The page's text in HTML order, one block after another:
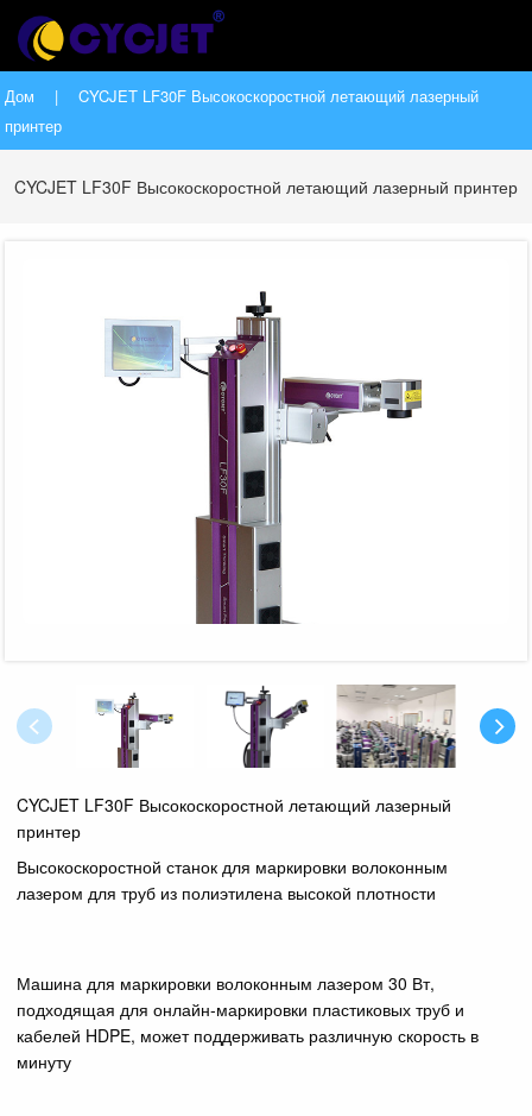
Дом |
CYCJET LF30F Высокоскоростной летающий лазерный
принтер
CYCJET LF30F Высокоскоростной летающий лазерный принтер
CYCJET LF30F Высокоскоростной летающий лазерный
принтер
Высокоскоростной станок для маркировки волоконным
лазером для труб из полиэтилена высокой плотности
Машина для маркировки волоконным лазером 30 Вт,
подходящая для онлайн-маркировки пластиковых труб и
кабелей HDPE, может поддерживать различную скорость в
минуту